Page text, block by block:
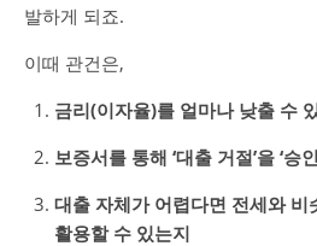
발하게 되죠.
이때 관건은,
금리(이자율)를 얼마나 낮출 수
보증서를 통해 ‘대출 거절’을 ‘승
대출 자체가 어렵다면 전세와
활용할 수 있는지